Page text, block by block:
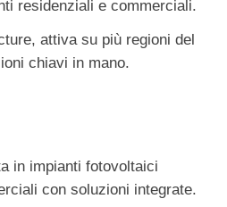
residenziali e commerciali.
attiva su più regioni del
chiavi in mano.
in impianti fotovoltaici
con soluzioni integrate.